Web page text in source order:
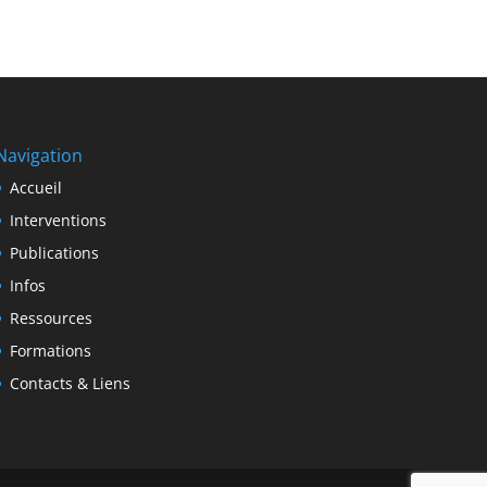
Accueil
Interventions
Publications
Infos
Ressources
Formations
Contacts & Liens